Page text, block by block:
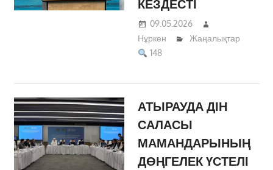
КЕЗДЕСТІ
09.05.2026
Нұркен
Жаңалықтар
148
АТЫРАУДА ДІН
САЛАСЫ
МАМАНДАРЫНЫҢ
ДӨҢГЕЛЕК ҮСТЕЛІ